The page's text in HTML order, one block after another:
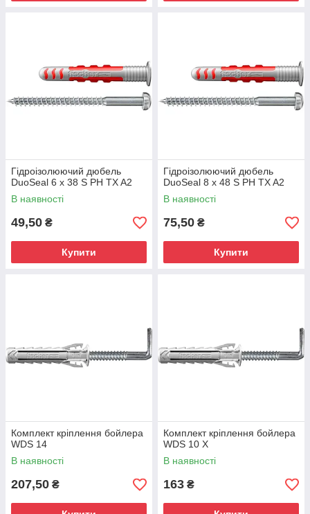
Гідроізолюючий дюбель
DuoSeal 6 x 38 S PH TX A2
В наявності
49,50 ₴
Купити
Гідроізолюючий дюбель
DuoSeal 8 x 48 S PH TX A2
В наявності
75,50 ₴
Купити
Комплект кріплення бойлера
WDS 14
В наявності
207,50 ₴
Комплект кріплення бойлера
WDS 10 X
В наявності
163 ₴